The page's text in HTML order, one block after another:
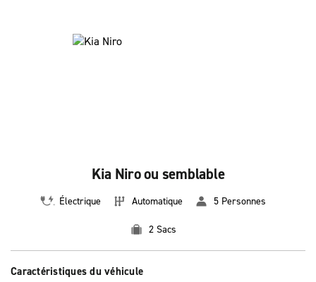
Kia Niro ou semblable
Électrique Automatique 5 Personnes
2 Sacs
Caractéristiques du véhicule